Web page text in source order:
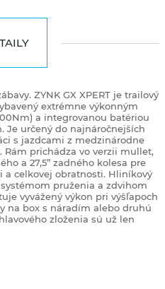
ZYNK GX XPERT je trailový
extrémne výkonným
a integrovanou batériou
Je určený do najnáročnejších
s jazdcami z medzinárodne
Rám prichádza vo verzii mullet,
a 27,5” zadného kolesa pre
celkovej obratnosti. Hliníkový
pruženia a zdvihom
vyvážený výkon pri výšľapoch
na box s náradím alebo druhú
zloženia sú už len